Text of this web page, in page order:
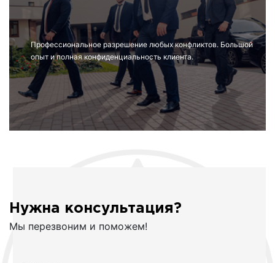
Профессиональное разрешение любых конфликтов. Большой
опыт и полная конфиденциальность клиента.
Нужна консультация?
Мы перезвоним и поможем!